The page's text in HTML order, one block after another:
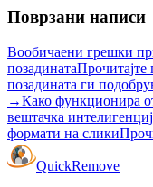
Поврзани написи
Вообичаени грешки
позадинатаПрочитајте
позадината ги
→Како функционира
вештачка
формати на слики
QuickRemove